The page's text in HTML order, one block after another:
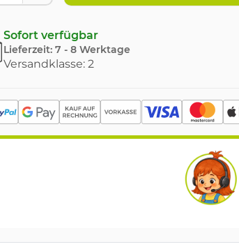
Sofort verfügbar
Lieferzeit: 7 - 8 Werktage
Versandklasse: 2